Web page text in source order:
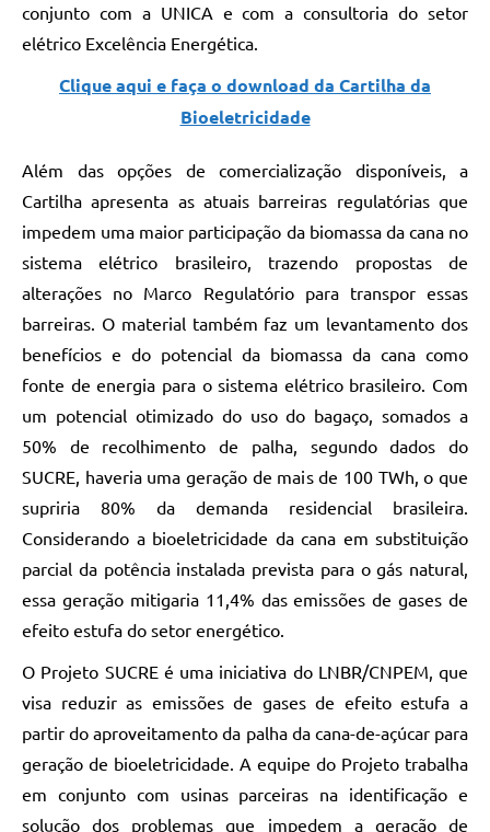
conjunto com a UNICA e com a consultoria do setor
elétrico Excelência Energética.
Clique aqui e faça o download da Cartilha da
Bioeletricidade
Além das opções de comercialização disponíveis, a
Cartilha apresenta as atuais barreiras regulatórias que
impedem uma maior participação da biomassa da cana no
sistema elétrico brasileiro, trazendo propostas de
alterações no Marco Regulatório para transpor essas
barreiras. O material também faz um levantamento dos
benefícios e do potencial da biomassa da cana como
fonte de energia para o sistema elétrico brasileiro. Com
um potencial otimizado do uso do bagaço, somados a
50% de recolhimento de palha, segundo dados do
SUCRE, haveria uma geração de mais de 100 TWh, o que
supriria 80% da demanda residencial brasileira.
Considerando a bioeletricidade da cana em substituição
parcial da potência instalada prevista para o gás natural,
essa geração mitigaria 11,4% das emissões de gases de
efeito estufa do setor energético.
O Projeto SUCRE é uma iniciativa do LNBR/CNPEM, que
visa reduzir as emissões de gases de efeito estufa a
partir do aproveitamento da palha da cana-de-açúcar para
geração de bioeletricidade. A equipe do Projeto trabalha
em conjunto com usinas parceiras na identificação e
solução dos problemas que impedem a geração de